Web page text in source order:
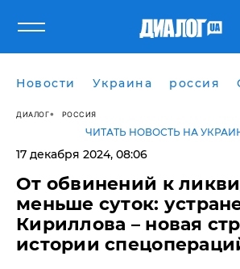
Новости Украина россия
ДИАЛОГ РОССИЯ
ЧИТАТЬ НОВОСТЬ НА
17 декабря 2024, 08:06
​От обвинений к
меньше суток:
Кириллова – новая
истории